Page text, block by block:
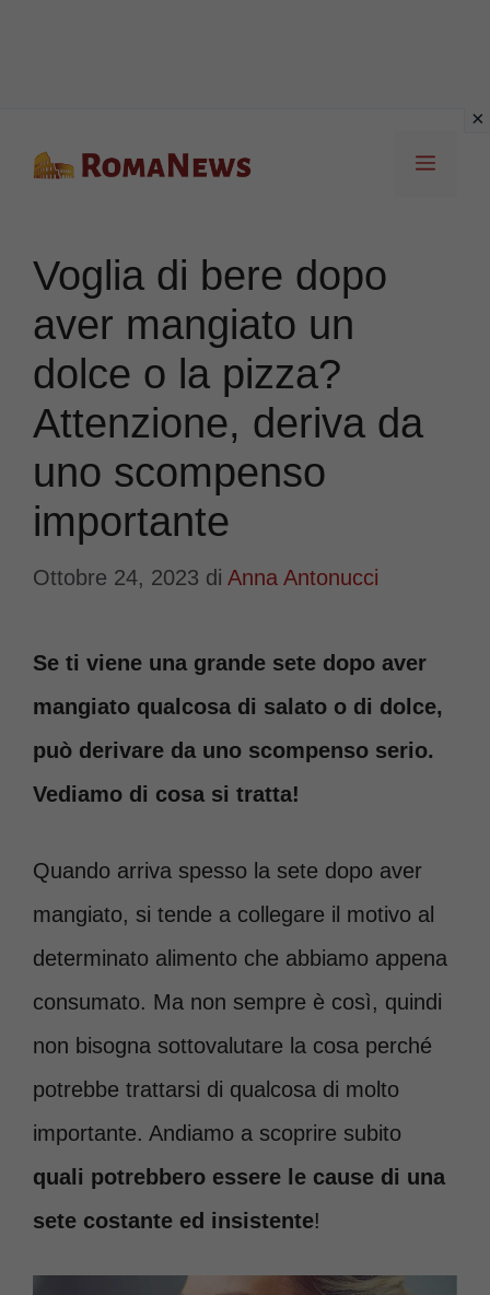
Menu
Voglia di bere dopo
aver mangiato un
dolce o la pizza?
Attenzione, deriva da
uno scompenso
importante
Ottobre 24, 2023 di Anna Antonucci
Se ti viene una grande sete dopo aver
mangiato qualcosa di salato o di dolce,
può derivare da uno scompenso serio.
Vediamo di cosa si tratta!
Quando arriva spesso la sete dopo aver
mangiato, si tende a collegare il motivo al
determinato alimento che abbiamo appena
consumato. Ma non sempre è così, quindi
non bisogna sottovalutare la cosa perché
potrebbe trattarsi di qualcosa di molto
importante. Andiamo a scoprire subito
quali potrebbero essere le cause di una
sete costante ed insistente!